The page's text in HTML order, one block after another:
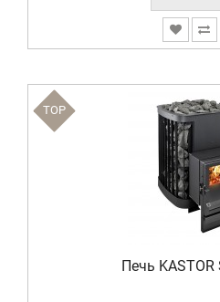
TOP
Печь KASTOR